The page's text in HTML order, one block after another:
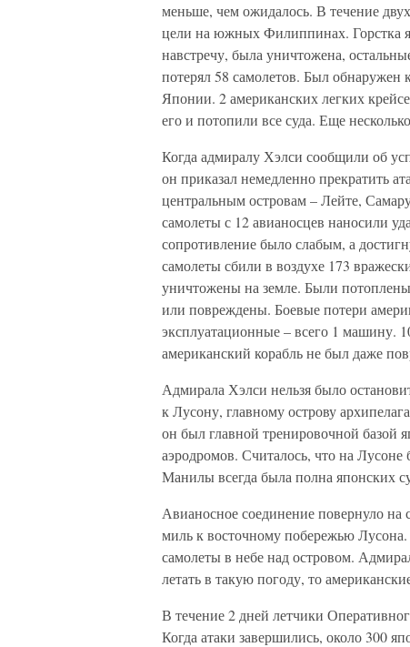
меньше, чем ожидалось. В течение
цели на южных Филиппинах. Горстка
навстречу, была уничтожена,
потерял 58 самолетов. Был
Японии. 2 американских легких
его и потопили все суда. Еще
Когда адмиралу Хэлси сообщили об
он приказал немедленно прекратить
центральным островам – Лейте,
самолеты с 12 авианосцев наносили
сопротивление было слабым, а
самолеты сбили в воздухе 173
уничтожены на земле. Были
или повреждены. Боевые потери
эксплуатационные – всего 1 машину.
американский корабль не был даже
Адмирала Хэлси нельзя было
к Лусону, главному острову
он был главной тренировочной базой
аэродромов. Считалось, что на Лусоне
Манилы всегда была полна японских
Авианосное соединение повернуло на
миль к восточному побережью
самолеты в небе над островом.
летать в такую погоду, то
В течение 2 дней летчики
Когда атаки завершились, около 300